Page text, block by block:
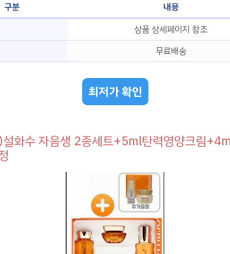
구분
내용
상품 상세페이지 참조
무료배송
최저가 확인
화수 자음생 2종세트+5ml탄력영양크림